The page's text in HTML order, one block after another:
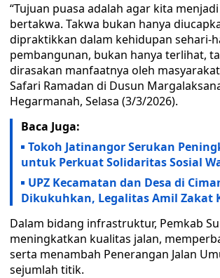
“Tujuan puasa adalah agar kita
bertakwa. Takwa bukan hanya
dipraktikkan dalam kehidupan sehari-
pembangunan, bukan hanya terlihat,
dirasakan manfaatnya oleh
Safari Ramadan di Dusun
Hegarmanah, Selasa (3/3/2026).
Baca Juga:
Tokoh Jatinangor Serukan
untuk Perkuat Solidaritas Sosial
UPZ Kecamatan dan Desa di
Dikukuhkan, Legalitas Amil Zakat
Dalam bidang infrastruktur, Pemkab
meningkatkan kualitas jalan,
serta menambah Penerangan Jalan
sejumlah titik.